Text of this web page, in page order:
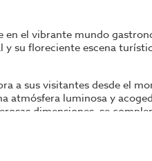
el vibrante mundo
su floreciente escena
a sus visitantes desde el
atmósfera luminosa y
dimensiones, se
equipada hasta su